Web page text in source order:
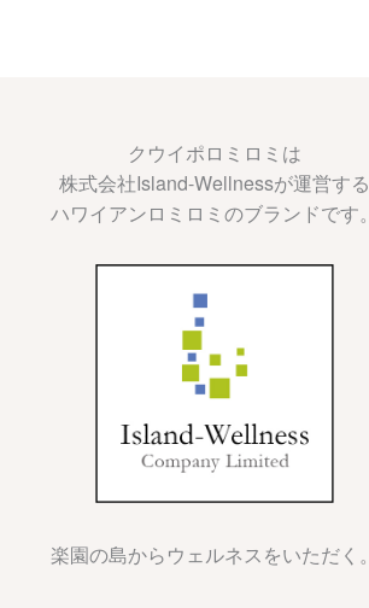
クウイポロミロミは
株式会社Island-Wellnessが運営する
ハワイアンロミロミのブランドです。
楽園の島からウェルネスをいただく。